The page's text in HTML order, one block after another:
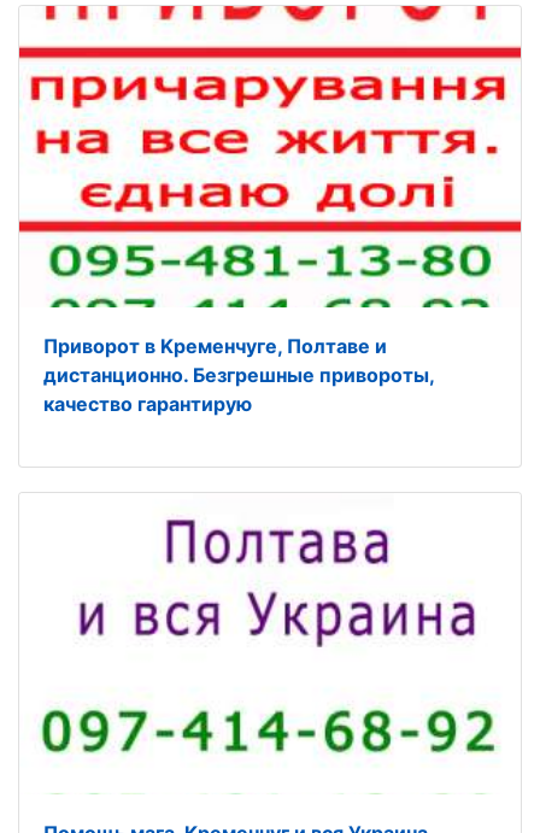
Приворот в Kременчуге, Полтаве и
дистанционно. Безгрешные привороты,
кaчество гарантирую